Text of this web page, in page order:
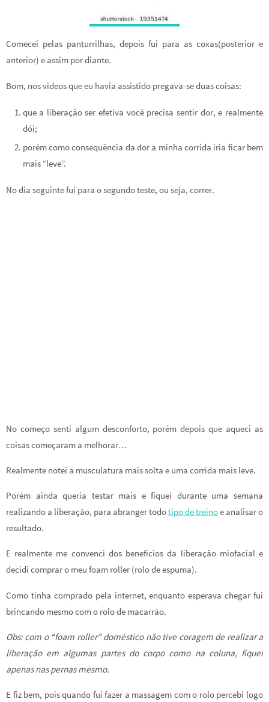
Comecei pelas panturrilhas, depois fui para as coxas(posterior e
anterior) e assim por diante.
Bom, nos videos que eu havia assistido pregava-se duas coisas:
que a liberação ser efetiva você precisa sentir dor, e realmente
dói;
porém como consequência da dor a minha corrida iria ficar bem
mais “leve”.
No dia seguinte fui para o segundo teste, ou seja, correr.
No começo senti algum desconforto, porém depois que aqueci as
coisas começaram a melhorar…
Realmente notei a musculatura mais solta e uma corrida mais leve.
Porém ainda queria testar mais e fiquei durante uma semana
realizando a liberação, para abranger todotipo de treinoe analisar o
resultado.
E realmente me convenci dos benefícios da liberação miofacial e
decidi comprar o meu foam roller (rolo de espuma).
Como tinha comprado pela internet, enquanto esperava chegar fui
brincando mesmo com o rolo de macarrão.
Obs: com o “foam roller” doméstico não tive coragem de realizar a
liberação em algumas partes do corpo como na coluna, fiquei
apenas nas pernas mesmo.
E fiz bem, pois quando fui fazer a massagem com o rolo percebi logo